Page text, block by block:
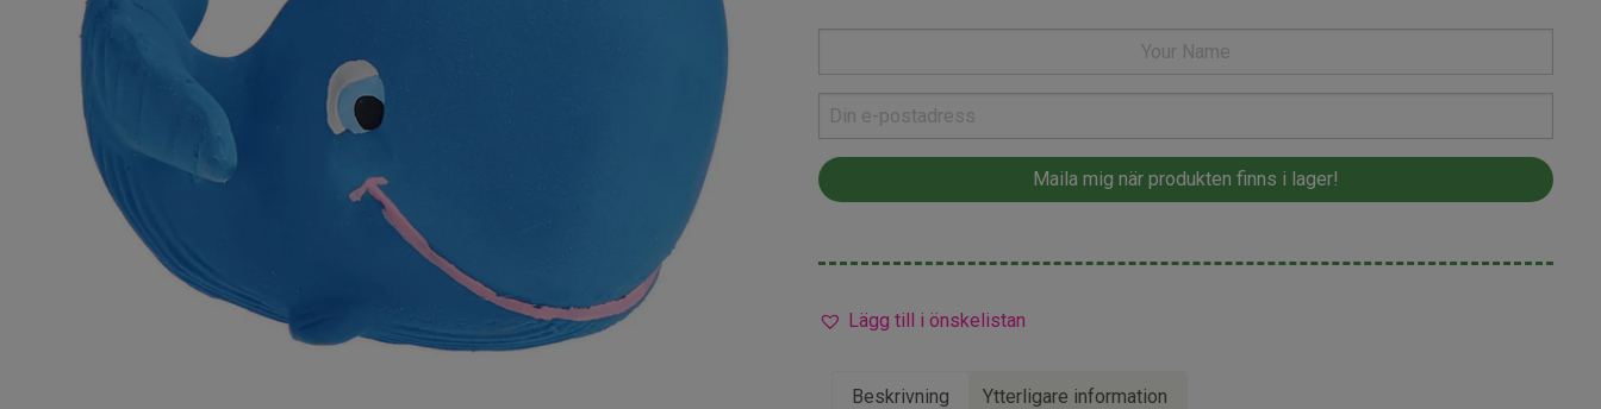
Lägg till i önskelistan
Beskrivning Ytterligare information